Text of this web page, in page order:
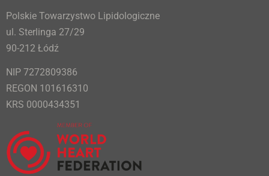
Polskie Towarzystwo Lipidologiczne
ul. Sterlinga 27/29
90-212 Łódź
NIP 7272809386
REGON 101616310
KRS 0000434351